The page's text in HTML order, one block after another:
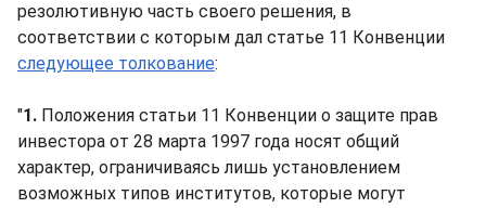
резолютивную часть своего решения, в
соответствии с которым дал статье 11 Конвенции
следующее толкование:
"1. Положения статьи 11 Конвенции о защите прав
инвестора от 28 марта 1997 года носят общий
характер, ограничиваясь лишь установлением
возможных типов институтов, которые могут